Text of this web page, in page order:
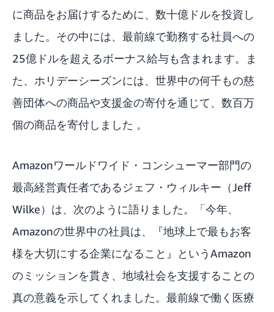
に商品をお届けするために、数十億ドルを投資し
ました。その中には、最前線で勤務する社員への
25億ドルを超えるボーナス給与も含まれます。ま
た、ホリデーシーズンには、世界中の何千もの慈
善団体への商品や支援金の寄付を通じて、数百万
個の商品を寄付しました 。
Amazonワールドワイド・コンシューマー部門の
最高経営責任者であるジェフ・ウィルキー（Jeff
Wilke）は、次のように語りました。「今年、
Amazonの世界中の社員は、『地球上で最もお客
様を大切にする企業になること』というAmazon
のミッションを貫き、地域社会を支援することの
真の意義を示してくれました。最前線で働く医療